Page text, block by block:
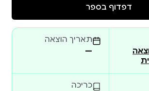
כל תשובה מולידה שאלות חדשות
בין אמת להסתרה, נחשפים בהדרגה
דפדוף בספר
תאריך הוצאה
—
כריכה